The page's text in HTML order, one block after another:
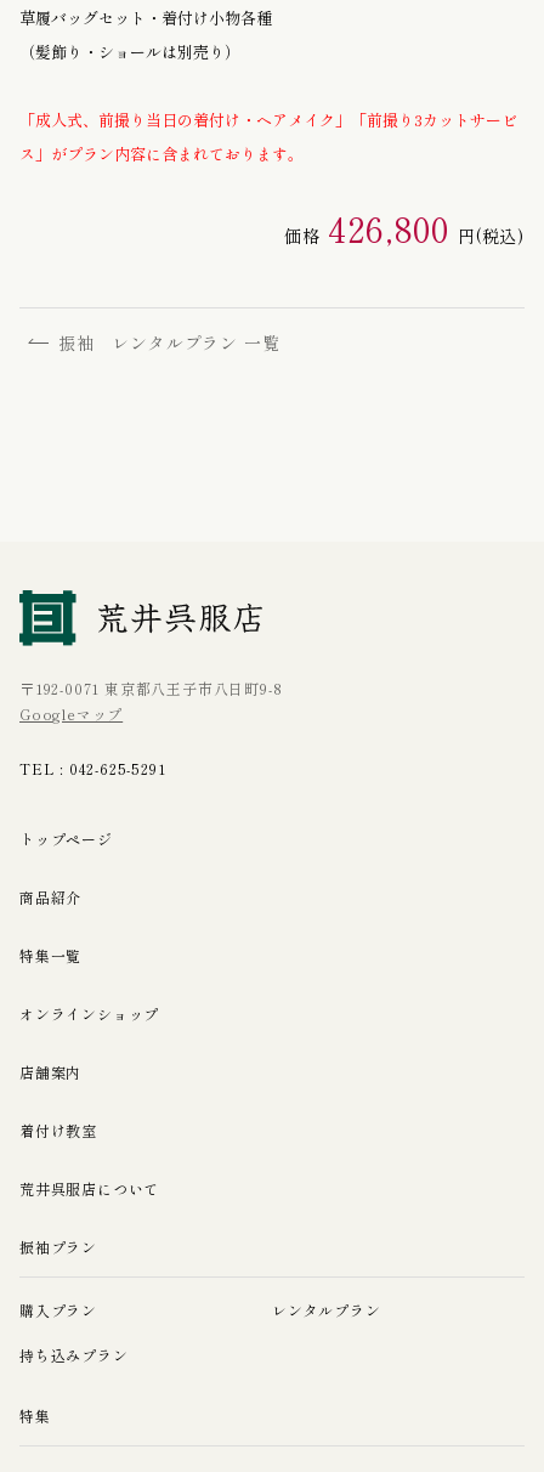
草履バッグセット・着付け小物各種
（髪飾り・ショールは別売り）
「成人式、前撮り当日の着付け・ヘアメイク」「前撮り3カットサービ
ス」がプラン内容に含まれております。
価格 426,800 円(税込)
振袖 レンタルプラン 一覧
〒192-0071 東京都八王子市八日町9-8
Googleマップ
TEL : 042-625-5291
トップページ
商品紹介
特集一覧
オンラインショップ
店舗案内
着付け教室
荒井呉服店について
振袖プラン
購入プラン レンタルプラン
持ち込みプラン
特集